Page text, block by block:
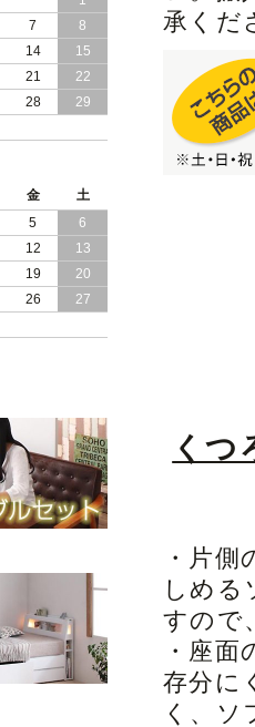
承くだ
くつ
・片
しめる
すので
・座
存分に
く、ソ
コンパクトな
ッド
ワイドキング
こ仕様 大容
る 引き出し
ベッド 日本
寝られる 引き
ェスト ベッド
ッド 日本製
7
8
14
15
21
22
28
29
金
土
5
6
12
13
19
20
26
27